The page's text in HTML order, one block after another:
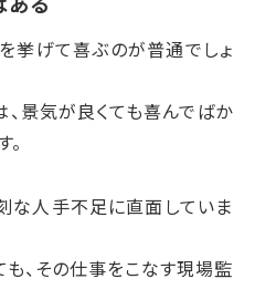
挙げて喜ぶのが普通でしょ
景気が良くても喜んでばか
な人手不足に直面していま
、その仕事をこなす現場監